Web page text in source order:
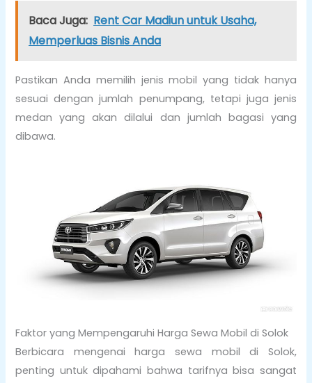
Baca Juga: Rent Car Madiun untuk Usaha,
Memperluas Bisnis Anda
Pastikan Anda memilih jenis mobil yang tidak hanya
sesuai dengan jumlah penumpang, tetapi juga jenis
medan yang akan dilalui dan jumlah bagasi yang
dibawa.
Faktor yang Mempengaruhi Harga Sewa Mobil di Solok
Berbicara mengenai harga sewa mobil di Solok,
penting untuk dipahami bahwa tarifnya bisa sangat